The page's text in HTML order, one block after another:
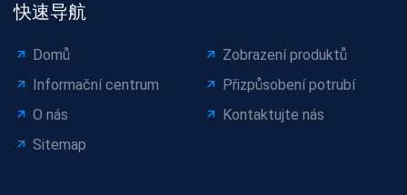
快速导航
Domů
Zobrazení produktů
Informační centrum
Přizpůsobení potrubí
O nás
Kontaktujte nás
Sitemap